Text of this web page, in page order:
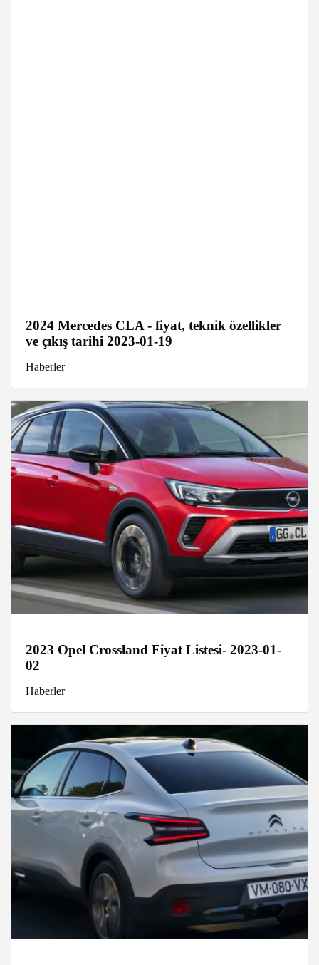
2024 Mercedes CLA - fiyat, teknik özellikler
ve çıkış tarihi 2023-01-19
Haberler
2023 Opel Crossland Fiyat Listesi- 2023-01-
02
Haberler